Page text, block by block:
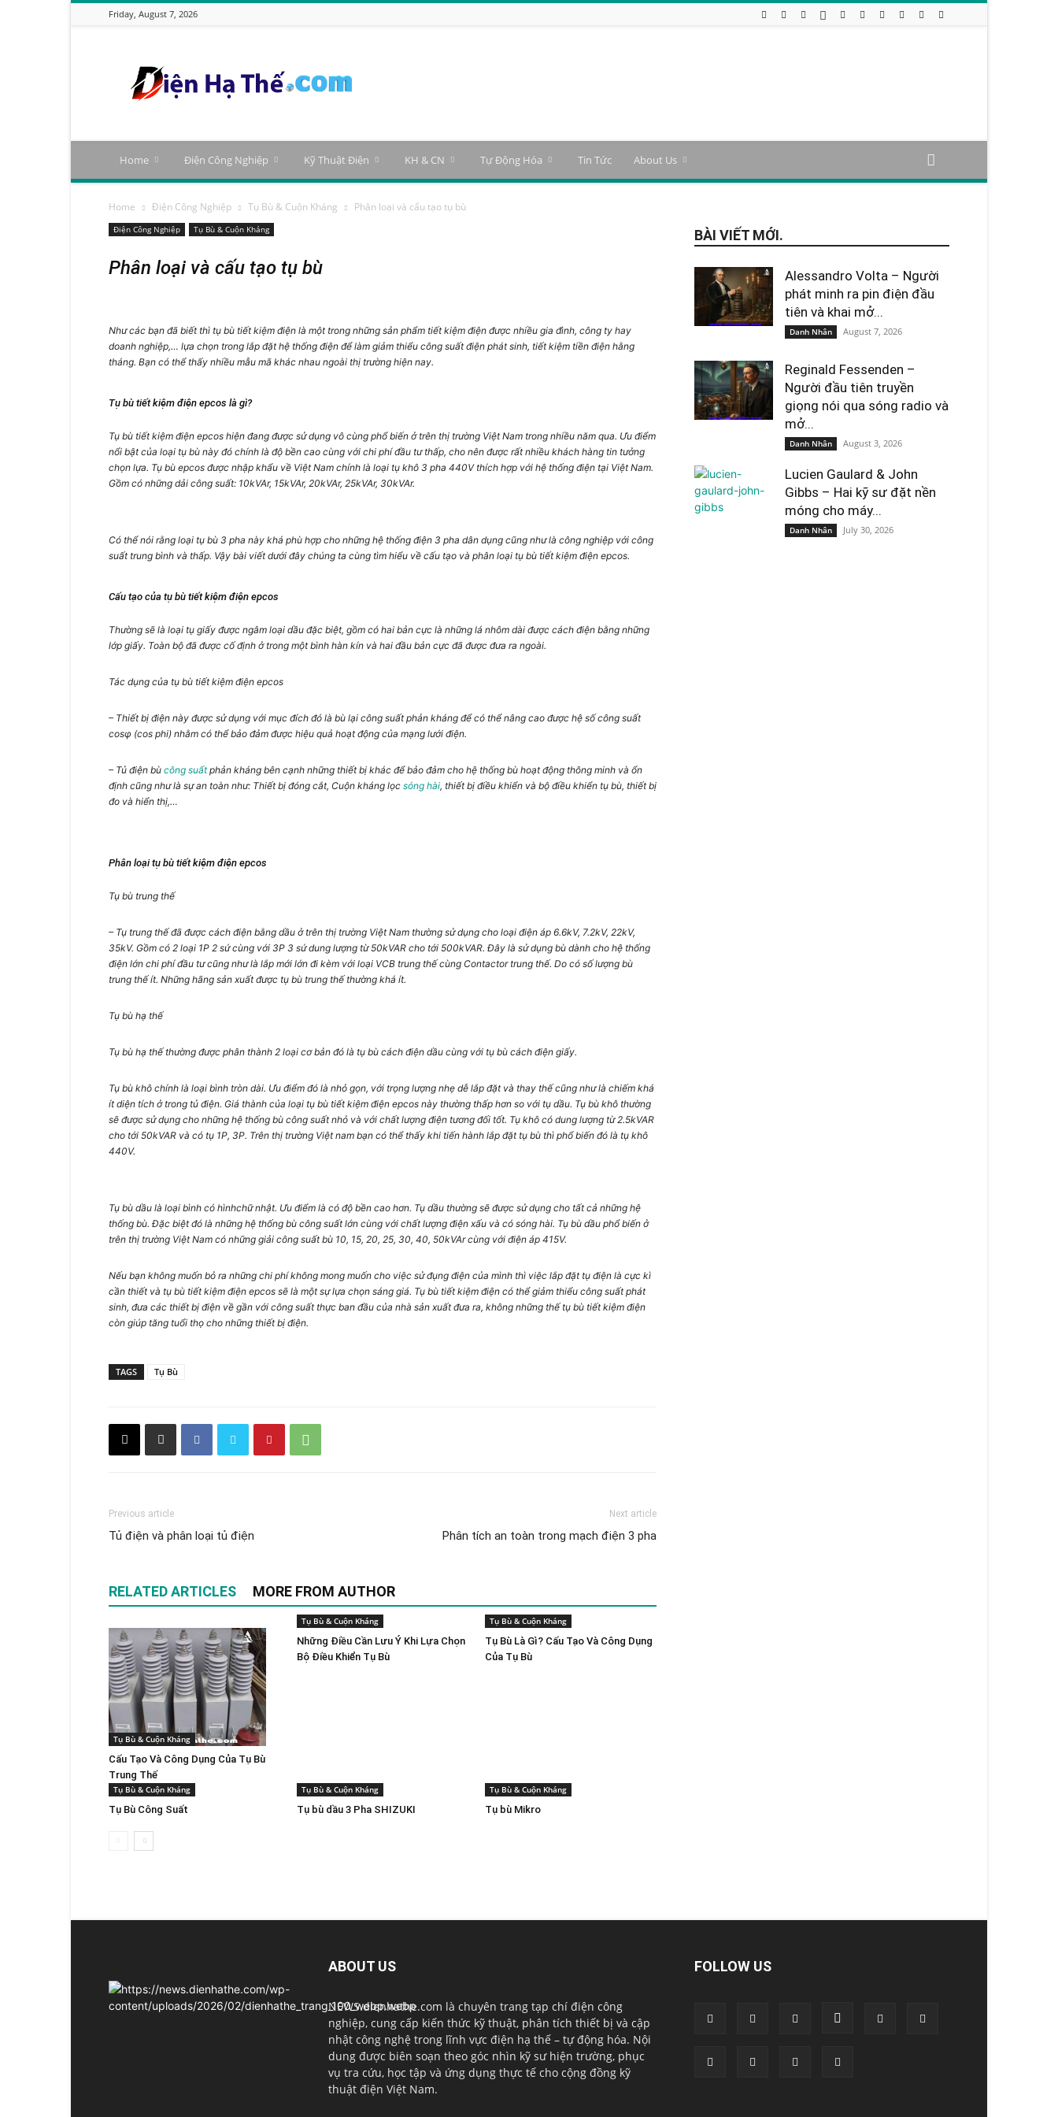
Friday, August 7, 2026
Chí
Điện
Home Điện Công Nghiệp Kỹ Thuật Điện KH & CN Tự Động Hóa Tin Tức About Us
Home Điện Công Nghiệp Tụ Bù & Cuộn Kháng Phân loại và cấu tạo tụ bù
Điện Công Nghiệp Tụ Bù & Cuộn Kháng
Phân loại và cấu tạo tụ bù
Như các bạn đã biết thì tụ bù tiết kiệm điện là một trong những sản phẩm tiết kiệm điện được nhiều gia đình, công ty hay
doanh nghiệp,… lựa chọn trong lắp đặt hệ thống điện để làm giảm thiểu công suất điện phát sinh, tiết kiệm tiền điện hằng
tháng. Bạn có thể thấy nhiều mẫu mã khác nhau ngoài thị trường hiện nay.
Tụ bù tiết kiệm điện epcos là gì?
Tụ bù tiết kiệm điện epcos hiện đang được sử dụng vô cùng phổ biến ở trên thị trường Việt Nam trong nhiều năm qua. Ưu điểm
nổi bật của loại tụ bù này đó chính là độ bền cao cùng với chi phí đầu tư thấp, cho nên được rất nhiều khách hàng tin tưởng
chọn lựa. Tụ bù epcos được nhập khẩu về Việt Nam chính là loại tụ khô 3 pha 440V thích hợp với hệ thống điện tại Việt Nam.
Gồm có những dải công suất: 10kVAr, 15kVAr, 20kVAr, 25kVAr, 30kVAr.
Có thể nói rằng loại tụ bù 3 pha này khá phù hợp cho những hệ thống điện 3 pha dân dụng cũng như là công nghiệp với công
suất trung bình và thấp. Vậy bài viết dưới đây chúng ta cùng tìm hiểu về cấu tạo và phân loại tụ bù tiết kiệm điện epcos.
Cấu tạo của tụ bù tiết kiệm điện epcos
Thường sẽ là loại tụ giấy được ngâm loại dầu đặc biệt, gồm có hai bản cực là những lá nhôm dài được cách điện bằng những
lớp giấy. Toàn bộ đã được cố định ở trong một bình hàn kín và hai đầu bản cực đã được đưa ra ngoài.
Tác dụng của tụ bù tiết kiệm điện epcos
– Thiết bị điện này được sử dụng với mục đích đó là bù lại công suất phản kháng để có thể nâng cao được hệ số công suất
cosφ (cos phi) nhằm có thể bảo đảm được hiệu quả hoạt động của mạng lưới điện.
– Tủ điện bù công suấtphản kháng bên cạnh những thiết bị khác để bảo đảm cho hệ thống bù hoạt động thông minh và ổn
định cũng như là sự an toàn như: Thiết bị đóng cắt, Cuộn kháng lọc sóng hài, thiết bị điều khiển và bộ điều khiển tụ bù, thiết bị
đo và hiển thị,…
Phân loại tụ bù tiết kiệm điện epcos
Tụ bù trung thế
– Tụ trung thế đã được cách điện bằng dầu ở trên thị trường Việt Nam thường sử dụng cho loại điện áp 6.6kV, 7.2kV, 22kV,
35kV. Gồm có 2 loại 1P 2 sứ cùng với 3P 3 sứ dung lượng từ 50kVAR cho tới 500kVAR. Đây là sử dụng bù dành cho hệ thống
điện lớn chi phí đầu tư cũng như là lắp mới lớn đi kèm với loại VCB trung thế cùng Contactor trung thế. Do có số lượng bù
trung thế ít. Những hãng sản xuất được tụ bù trung thế thường khá ít.
Tụ bù hạ thế
Tụ bù hạ thế thường được phân thành 2 loại cơ bản đó là tụ bù cách điện dầu cùng với tụ bù cách điện giấy.
Tụ bù khô chính là loại bình tròn dài. Ưu điểm đó là nhỏ gọn, với trọng lượng nhẹ dễ lắp đặt và thay thế cũng như là chiếm khá
ít diện tích ở trong tủ điện. Giá thành của loại tụ bù tiết kiệm điện epcos này thường thấp hơn so với tụ dầu. Tụ bù khô thường
sẽ được sử dụng cho những hệ thống bù công suất nhỏ và với chất lượng điện tương đối tốt. Tụ khô có dung lượng từ 2.5kVAR
cho tới 50kVAR và có tụ 1P, 3P. Trên thị trường Việt nam bạn có thể thấy khi tiến hành lắp đặt tụ bù thì phổ biến đó là tụ khô
440V.
Tụ bù dầu là loại bình có hìnhchữ nhật. Ưu điểm là có độ bền cao hơn. Tụ dầu thường sẽ được sử dụng cho tất cả những hệ
thống bù. Đặc biệt đó là những hệ thống bù công suất lớn cùng với chất lượng điện xấu và có sóng hài. Tụ bù dầu phổ biến ở
trên thị trường Việt Nam có những giải công suất bù 10, 15, 20, 25, 30, 40, 50kVAr cùng với điện áp 415V.
Nếu bạn không muốn bỏ ra những chi phí không mong muốn cho việc sử đụng điện của mình thì việc lắp đặt tụ điện là cực kì
cần thiết và tụ bù tiết kiệm điện epcos sẽ là một sự lựa chọn sáng giá. Tụ bù tiết kiệm điện có thể giảm thiểu công suất phát
sinh, đưa các thiết bị điện về gần với công suất thực ban đầu của nhà sản xuất đưa ra, không những thế tụ bù tiết kiệm điện
còn giúp tăng tuổi thọ cho những thiết bị điện.
TAGS Tụ Bù
Previous article
Tủ điện và phân loại tủ điện
Next article
Phân tích an toàn trong mạch điện 3 pha
RELATED ARTICLES MORE FROM AUTHOR
Tụ Bù & Cuộn Kháng
Cấu Tạo Và Công Dụng Của Tụ Bù
Trung Thế
Tụ Bù & Cuộn Kháng
Những Điều Cần Lưu Ý Khi Lựa Chọn
Bộ Điều Khiển Tụ Bù
Tụ Bù & Cuộn Kháng
Tụ Bù Là Gì? Cấu Tạo Và Công Dụng
Của Tụ Bù
Tụ Bù & Cuộn Kháng
Tụ Bù Công Suất
Tụ Bù & Cuộn Kháng
Tụ bù dầu 3 Pha SHIZUKI
Tụ Bù & Cuộn Kháng
Tụ bù Mikro
BÀI VIẾT MỚI.
Alessandro Volta – Người
phát minh ra pin điện đầu
tiên và khai mở...
Danh Nhân August 7, 2026
Reginald Fessenden –
Người đầu tiên truyền
giọng nói qua sóng radio và
mở...
Danh Nhân August 3, 2026
Lucien Gaulard & John
Gibbs – Hai kỹ sư đặt nền
móng cho máy...
Danh Nhân July 30, 2026
ABOUT US
NEWS.dienhathe.com là chuyên trang tạp chí điện công
nghiệp, cung cấp kiến thức kỹ thuật, phân tích thiết bị và cập
nhật công nghệ trong lĩnh vực điện hạ thế – tự động hóa. Nội
dung được biên soạn theo góc nhìn kỹ sư hiện trường, phục
vụ tra cứu, học tập và ứng dụng thực tế cho cộng đồng kỹ
thuật điện Việt Nam.
FOLLOW US